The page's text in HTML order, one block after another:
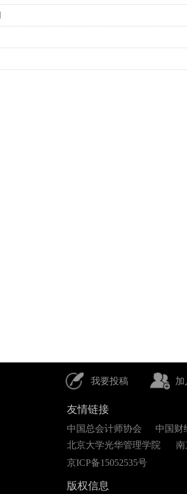
我要投稿 加
友情链接
版权信息
中国总会计师协会 中国财
北京大学光华管理学院
南
京ICP备15052535号